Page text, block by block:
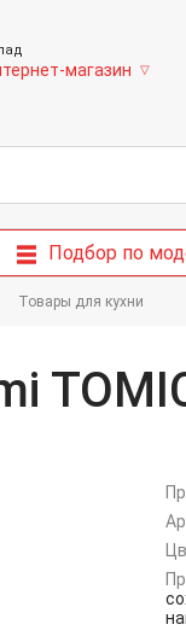
магазин ▽
Подбор по
Товары для кухни